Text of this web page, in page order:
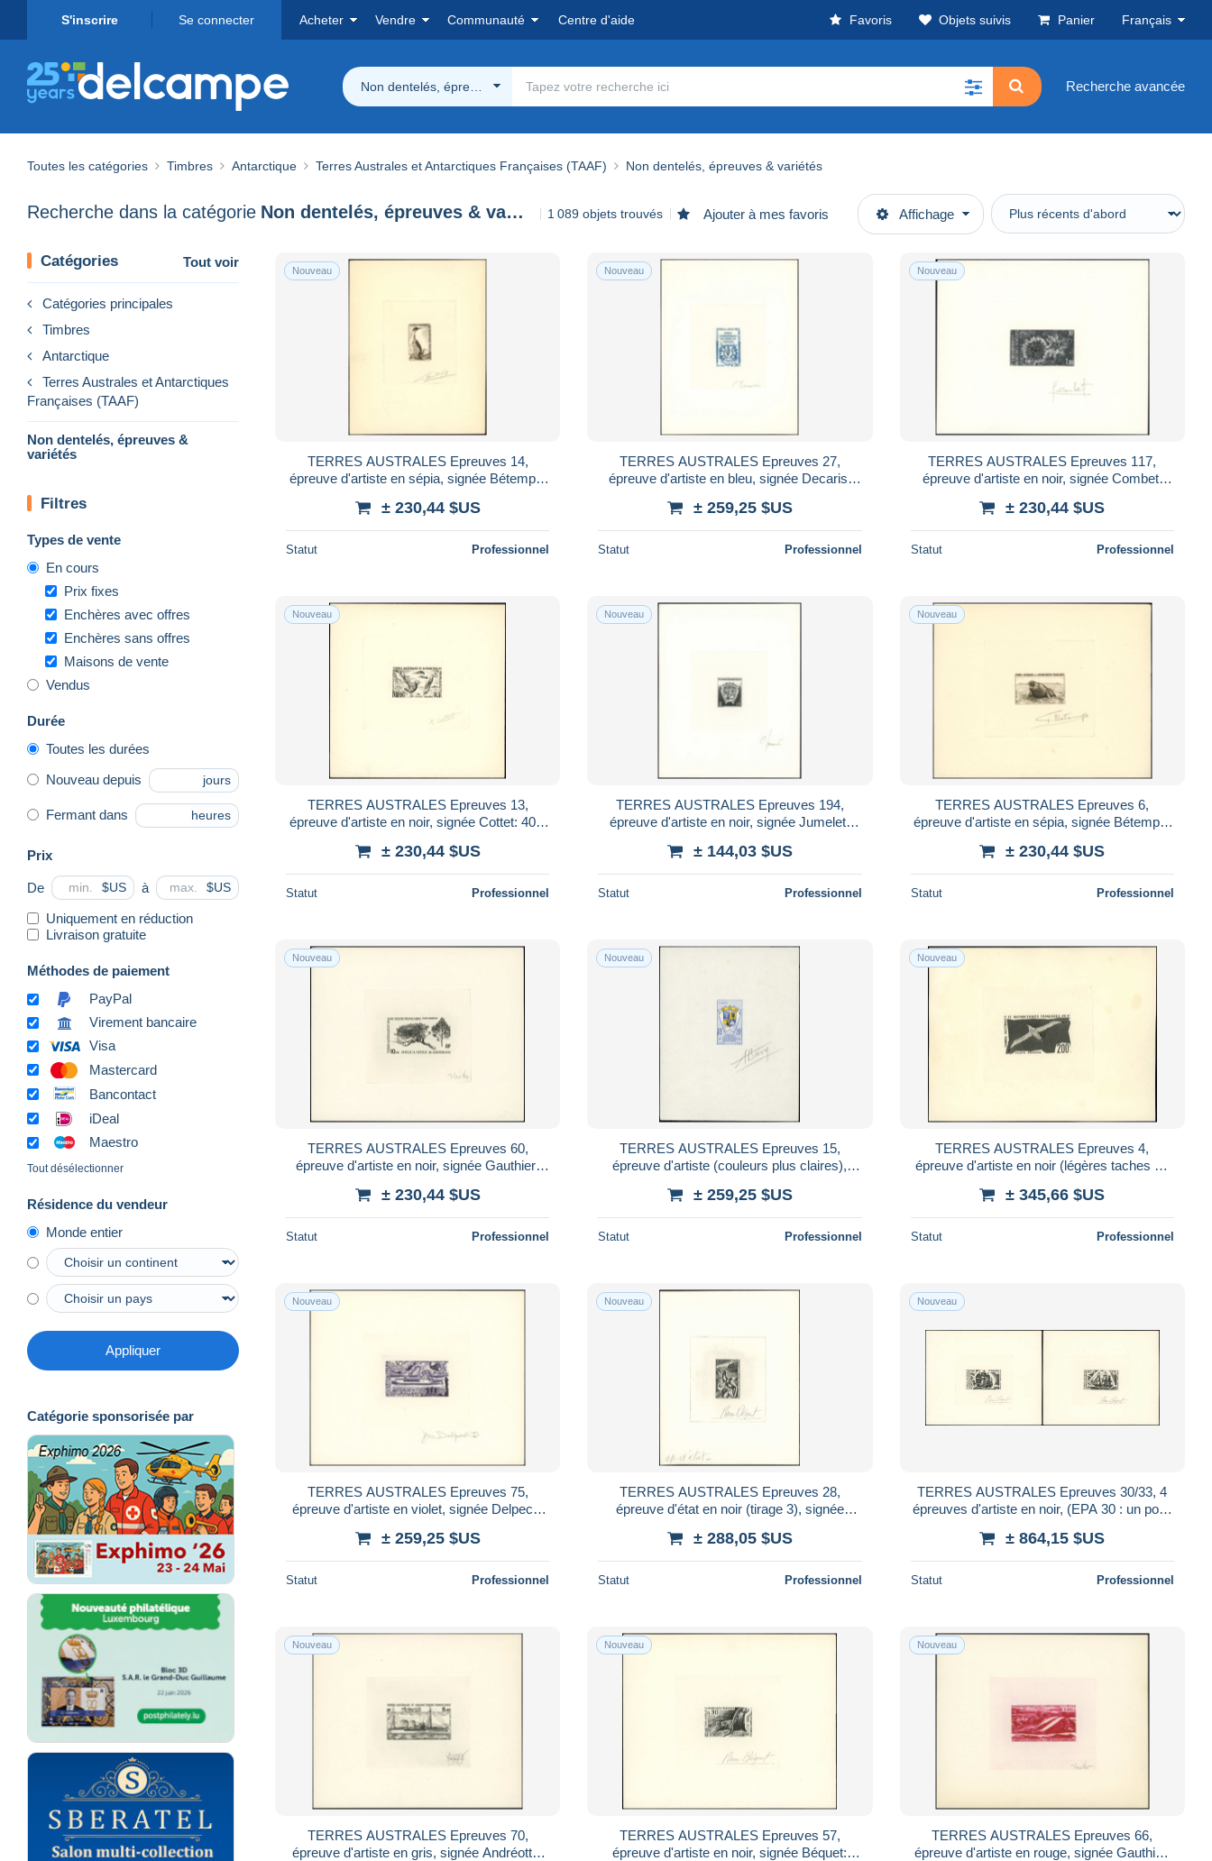
S'inscrire Se connecter Acheter Vendre Communauté Centre d'aide Favoris Objets suivis Panier Français
Non dentelés, épreuves & variétés Recherche avancée
Toutes les catégories Timbres Antarctique Terres Australes et Antarctiques Françaises (TAAF) Non dentelés, épreuves & variétés
Recherche dans la catégorie Non dentelés, épreuves & variétés 1 089 objets trouvés Ajouter à mes favoris Affichage
Catégories Tout voir
Catégories principales
Timbres
Antarctique
Terres Australes et Antarctiques
Françaises (TAAF)
Non dentelés, épreuves &
variétés
Filtres
Types de vente
En cours
Prix fixes
Enchères avec offres
Enchères sans offres
Maisons de vente
Vendus
Durée
Toutes les durées
Nouveau depuis jours
Fermant dans heures
Prix
De $US à $US
Uniquement en réduction
Livraison gratuite
Méthodes de paiement
PayPal
Virement bancaire
Visa
Mastercard
Bancontact
iDeal
Maestro
Tout désélectionner
Résidence du vendeur
Monde entier
Appliquer
Catégorie sponsorisée par
Nouveau
TERRES AUSTRALES Epreuves 14,
épreuve d'artiste en sépia, signée Bétemps:
± 230,44 $US
Statut Professionnel
Nouveau
TERRES AUSTRALES Epreuves 27,
épreuve d'artiste en bleu, signée Decaris:
± 259,25 $US
Statut Professionnel
Nouveau
TERRES AUSTRALES Epreuves 117,
épreuve d'artiste en noir, signée Combet:
± 230,44 $US
Statut Professionnel
Nouveau
TERRES AUSTRALES Epreuves 13,
épreuve d'artiste en noir, signée Cottet: 40c.
± 230,44 $US
Statut Professionnel
Nouveau
TERRES AUSTRALES Epreuves 194,
épreuve d'artiste en noir, signée Jumelet:
± 144,03 $US
Statut Professionnel
Nouveau
TERRES AUSTRALES Epreuves 6,
épreuve d'artiste en sépia, signée Bétemps:
± 230,44 $US
Statut Professionnel
Nouveau
TERRES AUSTRALES Epreuves 60,
épreuve d'artiste en noir, signée Gauthier:
± 230,44 $US
Statut Professionnel
Nouveau
TERRES AUSTRALES Epreuves 15,
épreuve d'artiste (couleurs plus claires),
± 259,25 $US
Statut Professionnel
Nouveau
TERRES AUSTRALES Epreuves 4,
épreuve d'artiste en noir (légères taches en
± 345,66 $US
Statut Professionnel
Nouveau
TERRES AUSTRALES Epreuves 75,
épreuve d'artiste en violet, signée Delpech:
± 259,25 $US
Statut Professionnel
Nouveau
TERRES AUSTRALES Epreuves 28,
épreuve d'état en noir (tirage 3), signée
± 288,05 $US
Statut Professionnel
Nouveau
TERRES AUSTRALES Epreuves 30/33, 4
épreuves d'artiste en noir, (EPA 30 : un point
± 864,15 $US
Statut Professionnel
Nouveau
TERRES AUSTRALES Epreuves 70,
épreuve d'artiste en gris, signée Andréotto:
Nouveau
TERRES AUSTRALES Epreuves 57,
épreuve d'artiste en noir, signée Béquet:
Nouveau
TERRES AUSTRALES Epreuves 66,
épreuve d'artiste en rouge, signée Gauthier: